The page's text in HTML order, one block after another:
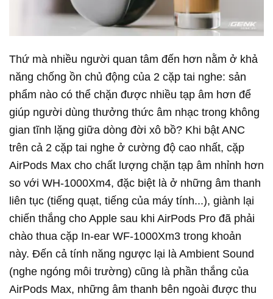
Thứ mà nhiều người quan tâm đến hơn nằm ở khả
năng chống ồn chủ động của 2 cặp tai nghe: sản
phẩm nào có thể chặn được nhiều tạp âm hơn để
giúp người dùng thưởng thức âm nhạc trong không
gian tĩnh lặng giữa dòng đời xô bồ? Khi bật ANC
trên cả 2 cặp tai nghe ở cường độ cao nhất, cặp
AirPods Max cho chất lượng chặn tạp âm nhỉnh hơn
so với WH-1000Xm4, đặc biệt là ở những âm thanh
liên tục (tiếng quạt, tiếng của máy tính...), giành lại
chiến thắng cho Apple sau khi AirPods Pro đã phải
chào thua cặp In-ear WF-1000Xm3 trong khoản
này. Đến cả tính năng ngược lại là Ambient Sound
(nghe ngóng môi trường) cũng là phần thắng của
AirPods Max, những âm thanh bên ngoài được thu